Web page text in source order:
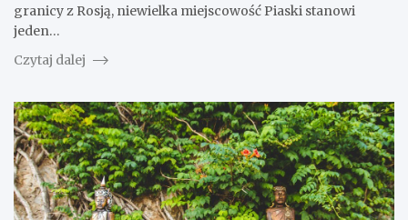
granicy z Rosją, niewielka miejscowość Piaski stanowi
jeden…
Czytaj dalej